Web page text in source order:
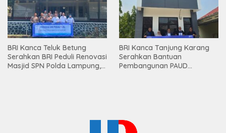
BRI Kanca Teluk Betung
Serahkan BRI Peduli Renovasi
Masjid SPN Polda Lampung,
BRI Kanca Tanjung Karang
Serahkan Bantuan
Pembangunan PAUD